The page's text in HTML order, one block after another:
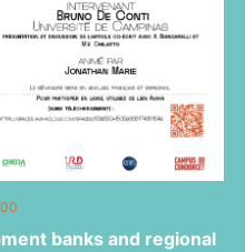
banks and regional